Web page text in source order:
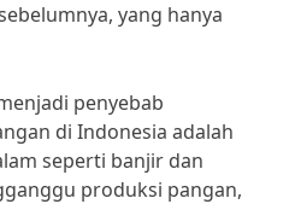
yang hanya
penyebab
di Indonesia adalah
seperti banjir dan
produksi pangan,